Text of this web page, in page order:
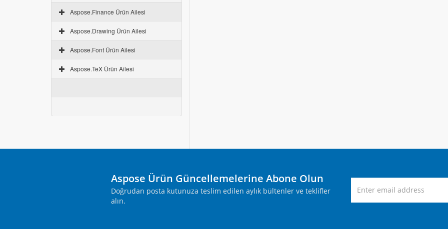
Aspose.Finance Ürün Ailesi
Aspose.Drawing Ürün Ailesi
Aspose.Font Ürün Ailesi
Aspose.TeX Ürün Ailesi
Aspose Ürün Güncellemelerine Abone Olun
Doğrudan posta kutunuza teslim edilen aylık bültenler ve teklifler
alın.